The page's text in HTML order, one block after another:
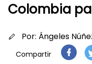
Colombia
Por: Ángeles
Compartir